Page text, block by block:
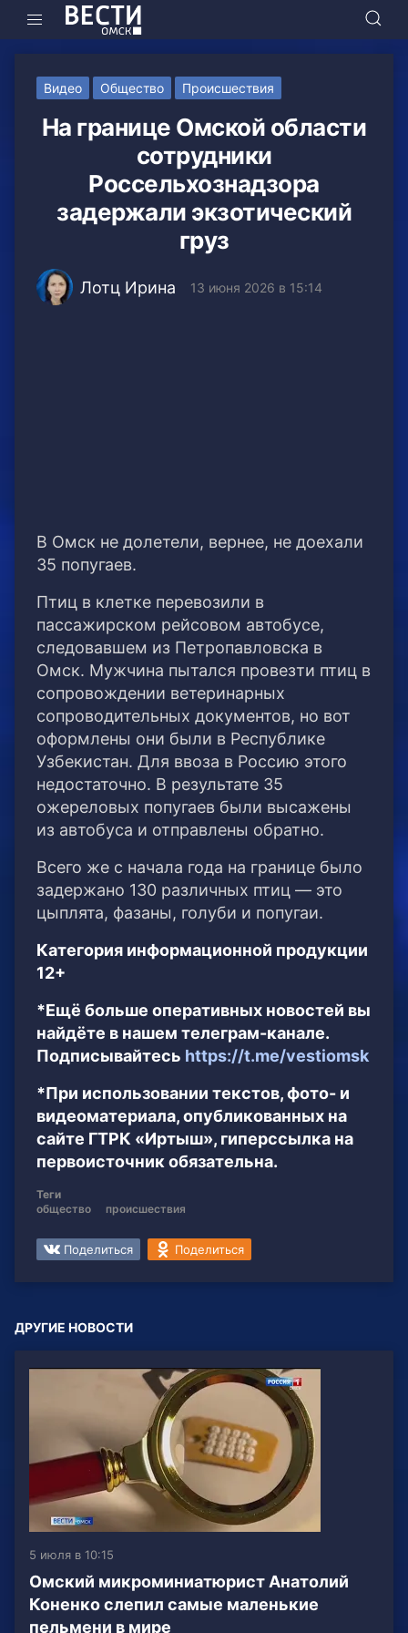
Видео Общество Происшествия
На границе Омской области
сотрудники
Россельхознадзора
задержали экзотический
груз
Лотц Ирина 13 июня 2026 в 15:14
В Омск не долетели, вернее, не доехали
35 попугаев.
Птиц в клетке перевозили в
пассажирском рейсовом автобусе,
следовавшем из Петропавловска в
Омск. Мужчина пытался провезти птиц в
сопровождении ветеринарных
сопроводительных документов, но вот
оформлены они были в Республике
Узбекистан. Для ввоза в Россию этого
недостаточно. В результате 35
ожереловых попугаев были высажены
из автобуса и отправлены обратно.
Всего же с начала года на границе было
задержано 130 различных птиц — это
цыплята, фазаны, голуби и попугаи.
Категория информационной продукции
12+
*Ещё больше оперативных новостей вы
найдёте в нашем телеграм-канале.
Подписывайтесь https://t.me/vestiomsk
*При использовании текстов, фото- и
видеоматериала, опубликованных на
сайте ГТРК «Иртыш», гиперссылка на
первоисточник обязательна.
Теги
общество
происшествия
Поделиться Поделиться
ДРУГИЕ НОВОСТИ
5 июля в 10:15
Омский микроминиатюрист Анатолий
Коненко слепил самые маленькие
пельмени в мире